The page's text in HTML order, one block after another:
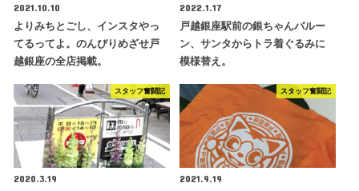
2021.10.10
よりみちとごし、インスタやっ
てるってよ。のんびりめざせ戸
越銀座の全店掲載。
2022.1.17
戸越銀座駅前の銀ちゃんバルー
ン、サンタからトラ着ぐるみに
模様替え。
スタッフ奮闘記
2020.3.19
スタッフ奮闘記
2021.9.19